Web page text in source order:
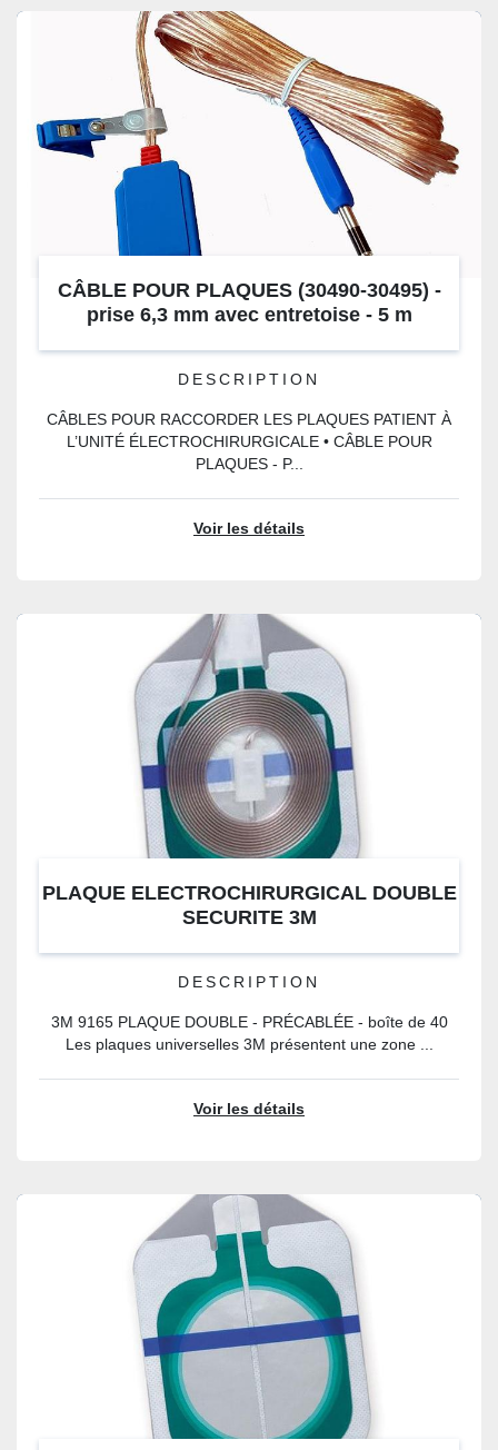
CÂBLE POUR PLAQUES (30490-30495) -
prise 6,3 mm avec entretoise - 5 m
DESCRIPTION
CÂBLES POUR RACCORDER LES PLAQUES PATIENT À
L’UNITÉ ÉLECTROCHIRURGICALE • CÂBLE POUR
PLAQUES - P...
Voir les détails
PLAQUE ELECTROCHIRURGICAL DOUBLE
SECURITE 3M
DESCRIPTION
3M 9165 PLAQUE DOUBLE - PRÉCABLÉE - boîte de 40
Les plaques universelles 3M présentent une zone ...
Voir les détails